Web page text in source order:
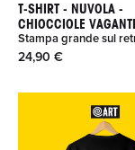
T-SHIRT - NUVOLA -
CHIOCCIOLE
Stampa grande sul
24,90 €